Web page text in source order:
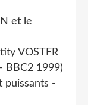
et le
VOSTFR
BBC2 1999)
puissants -